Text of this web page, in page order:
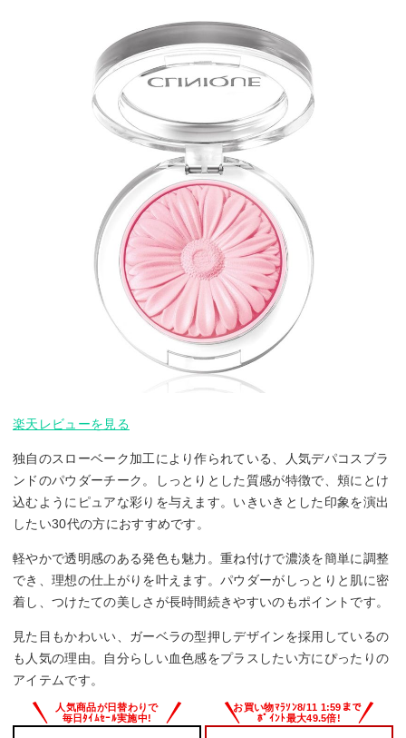
楽天レビューを見る
独自のスローベーク加工により作られている、人気デパコスブラ
ンドのパウダーチーク。しっとりとした質感が特徴で、頬にとけ
込むようにピュアな彩りを与えます。いきいきとした印象を演出
したい30代の方におすすめです。
軽やかで透明感のある発色も魅力。重ね付けで濃淡を簡単に調整
でき、理想の仕上がりを叶えます。パウダーがしっとりと肌に密
着し、つけたての美しさが長時間続きやすいのもポイントです。
見た目もかわいい、ガーベラの型押しデザインを採用しているの
も人気の理由。自分らしい血色感をプラスしたい方にぴったりの
アイテムです。